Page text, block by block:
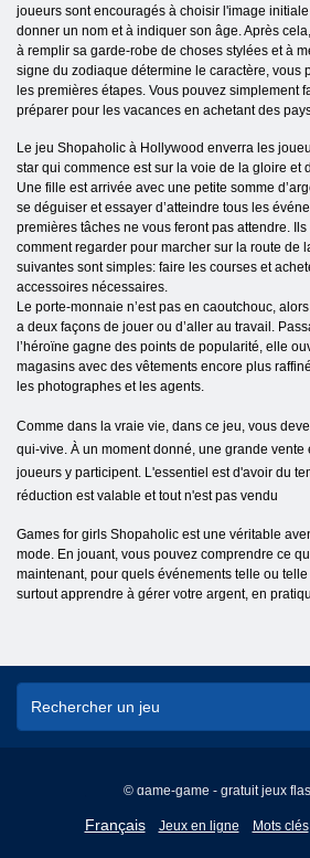
joueurs sont encouragés à choisir l'image
donner un nom et à indiquer son âge. Après
à remplir sa garde-robe de choses stylées et à
signe du zodiaque détermine le caractère, vous
les premières étapes. Vous pouvez simplement
préparer pour les vacances en achetant des
Le jeu Shopaholic à Hollywood enverra les
star qui commence est sur la voie de la gloire et
Une fille est arrivée avec une petite somme
se déguiser et essayer d’atteindre tous les
premières tâches ne vous feront pas attendre.
comment regarder pour marcher sur la route de
suivantes sont simples: faire les courses et
accessoires nécessaires.
Le porte-monnaie n’est pas en caoutchouc,
a deux façons de jouer ou d’aller au travail.
l’héroïne gagne des points de popularité, elle
magasins avec des vêtements encore plus
les photographes et les agents.
Comme dans la vraie vie, dans ce jeu, vous
qui-vive. À un moment donné, une grande vente
joueurs y participent. L'essentiel est d'avoir du
réduction est valable et tout n'est pas vendu
Games for girls Shopaholic est une véritable
mode. En jouant, vous pouvez comprendre ce
maintenant, pour quels événements telle ou
surtout apprendre à gérer votre argent, en
© game-game - gratuit jeux
Français
English
Jeux en ligne Mots clés